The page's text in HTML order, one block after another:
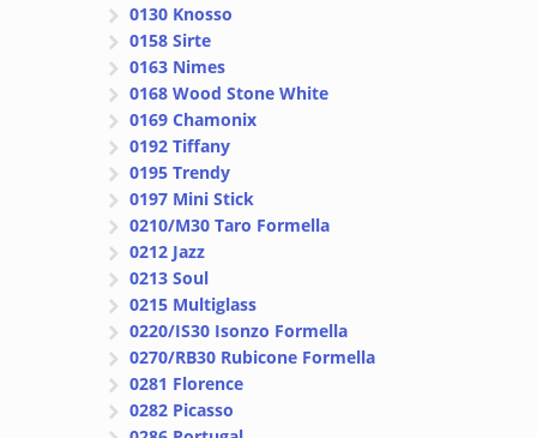
0130 Knosso
0158 Sirte
0163 Nimes
0168 Wood Stone White
0169 Chamonix
0192 Tiffany
0195 Trendy
0197 Mini Stick
0210/M30 Taro Formella
0212 Jazz
0213 Soul
0215 Multiglass
0220/IS30 Isonzo Formella
0270/RB30 Rubicone Formella
0281 Florence
0282 Picasso